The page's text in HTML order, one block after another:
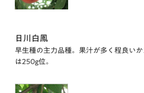
日川白鳳
早生種の主力品種。果汁が多く程良い
は250g位。